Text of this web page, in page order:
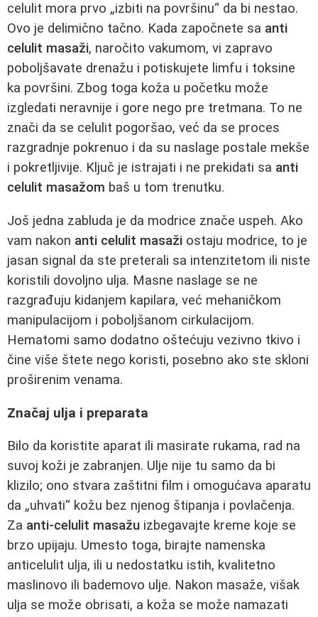
celulit mora prvo „izbiti na površinu“ da bi nestao.
Ovo je delimično tačno. Kada započnete sa anti
celulit masaži, naročito vakumom, vi zapravo
poboljšavate drenažu i potiskujete limfu i toksine
ka površini. Zbog toga koža u početku može
izgledati neravnije i gore nego pre tretmana. To ne
znači da se celulit pogoršao, već da se proces
razgradnje pokrenuo i da su naslage postale mekše
i pokretljivije. Ključ je istrajati i ne prekidati sa anti
celulit masažom baš u tom trenutku.
Još jedna zabluda je da modrice znače uspeh. Ako
vam nakon anti celulit masaži ostaju modrice, to je
jasan signal da ste preterali sa intenzitetom ili niste
koristili dovoljno ulja. Masne naslage se ne
razgrađuju kidanjem kapilara, već mehaničkom
manipulacijom i poboljšanom cirkulacijom.
Hematomi samo dodatno oštećuju vezivno tkivo i
čine više štete nego koristi, posebno ako ste skloni
proširenim venama.
Značaj ulja i preparata
Bilo da koristite aparat ili masirate rukama, rad na
suvoj koži je zabranjen. Ulje nije tu samo da bi
klizilo; ono stvara zaštitni film i omogućava aparatu
da „uhvati“ kožu bez njenog štipanja i povlačenja.
Za anti-celulit masažu izbegavajte kreme koje se
brzo upijaju. Umesto toga, birajte namenska
anticelulit ulja, ili u nedostatku istih, kvalitetno
maslinovo ili bademovo ulje. Nakon masaže, višak
ulja se može obrisati, a koža se može namazati